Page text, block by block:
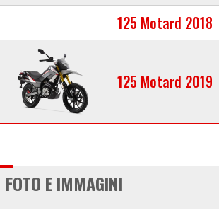
125 Motard 2018
125 Motard 2019
FOTO E IMMAGINI